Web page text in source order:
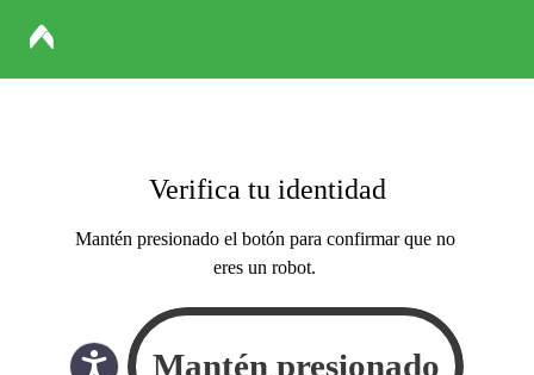
Verifica tu identidad
Mantén presionado el botón para confirmar que no
eres un robot.